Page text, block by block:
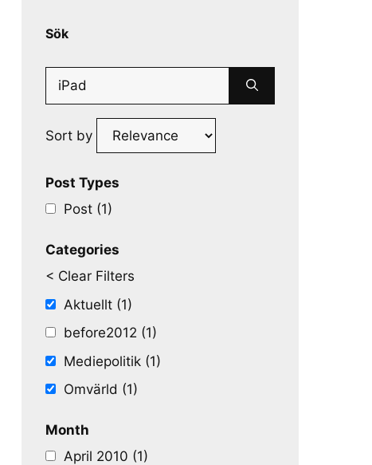
Sök
Search
Sort by
Post Types
Post (1)
Categories
< Clear Filters
Aktuellt (1)
before2012 (1)
Mediepolitik (1)
Omvärld (1)
Month
April 2010 (1)